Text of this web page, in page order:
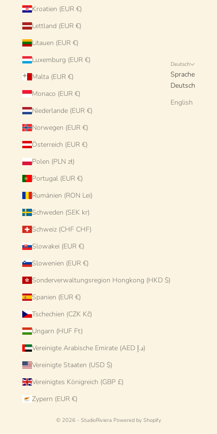
Kroatien (EUR €)
Lettland (EUR €)
Litauen (EUR €)
Luxemburg (EUR €)
Malta (EUR €)
Monaco (EUR €)
Niederlande (EUR €)
Norwegen (EUR €)
Österreich (EUR €)
Polen (PLN zł)
Portugal (EUR €)
Rumänien (RON Lei)
Schweden (SEK kr)
Schweiz (CHF CHF)
Slowakei (EUR €)
Slowenien (EUR €)
Sonderverwaltungsregion Hongkong (HKD $)
Spanien (EUR €)
Tschechien (CZK Kč)
Ungarn (HUF Ft)
Vereinigte Arabische Emirate (AED د.إ)
Vereinigte Staaten (USD $)
Vereinigtes Königreich (GBP £)
Zypern (EUR €)
Deutsch
Sprache
Deutsch
English
© 2026 - StudioRiviera Powered by Shopify